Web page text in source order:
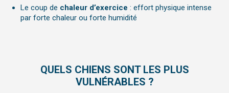
Le coup de chaleur d’exercice : effort physique intense
par forte chaleur ou forte humidité
QUELS CHIENS SONT LES PLUS
VULNÉRABLES ?